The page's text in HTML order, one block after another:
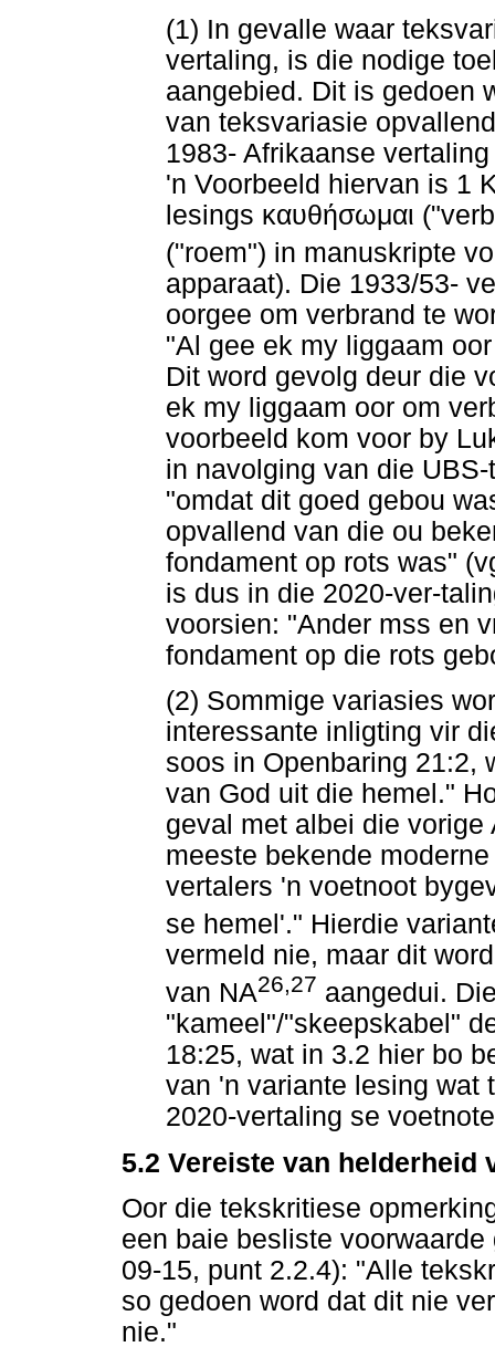
(1) In gevalle waar
vertaling, is die nodige
aangebied. Dit is gedoen
van teksvariasie
1983- Afrikaanse
'n Voorbeeld hiervan is 1
lesings καυθήσωμαι
("roem") in manuskripte
apparaat). Die 1933/53-
oorgee om verbrand te
"Al gee ek my liggaam
Dit word gevolg deur die
ek my liggaam oor om
voorbeeld kom voor by
in navolging van die
"omdat dit goed gebou
opvallend van die ou
fondament op rots was"
is dus in die 2020-ver-
voorsien: "Ander mss en
fondament op die rots
(2) Sommige variasies
interessante inligting vir
soos in Openbaring 21:2,
van God uit die hemel."
geval met albei die
meeste bekende
vertalers 'n voetnoot
se hemel'." Hierdie
vermeld nie, maar dit
van NA26,27 aangedui.
"kameel"/"skeepskabel"
18:25, wat in 3.2 hier bo
van 'n variante lesing wat
2020-vertaling se
5.2 Vereiste van helderheid
Oor die tekskritiese
een baie besliste
09-15, punt 2.2.4): "Alle
so gedoen word dat dit nie
nie."